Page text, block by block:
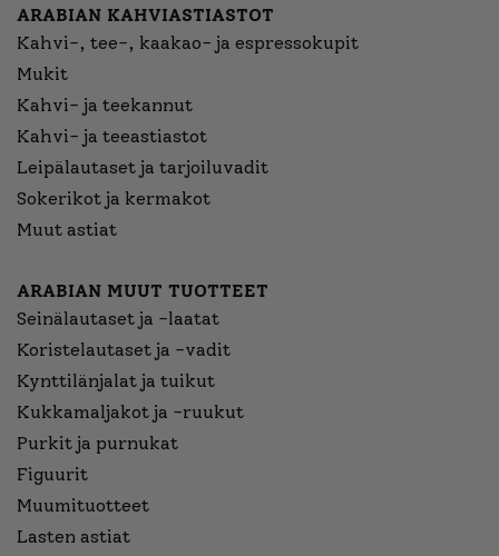
ARABIAN KAHVIASTIASTOT
Kahvi-, tee-, kaakao- ja espressokupit
Mukit
Kahvi- ja teekannut
Kahvi- ja teeastiastot
Leipälautaset ja tarjoiluvadit
Sokerikot ja kermakot
Muut astiat
ARABIAN MUUT TUOTTEET
Seinälautaset ja -laatat
Koristelautaset ja -vadit
Kynttilänjalat ja tuikut
Kukkamaljakot ja -ruukut
Purkit ja purnukat
Figuurit
Muumituotteet
Lasten astiat